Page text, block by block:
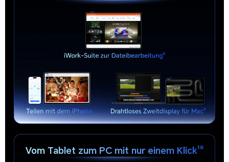
Vom Tablet zum PC mit nur einem Klick¹⁰